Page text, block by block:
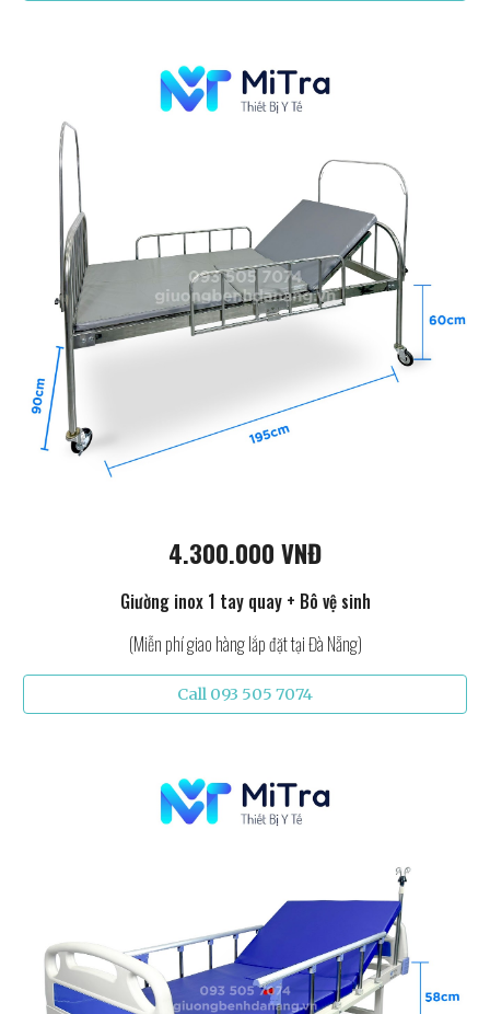
4.300.000 VNĐ
Giường inox 1 tay quay + Bô vệ sinh
(Miễn phí giao hàng lắp đặt tại Đà Nẵng)
Call 093 505 7074